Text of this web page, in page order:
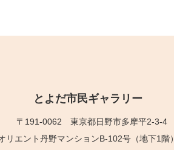
とよだ市民ギャラリー
〒191-0062 東京都日野市多摩平2-3-4
リエント丹野マンションB-102号（地下1階）